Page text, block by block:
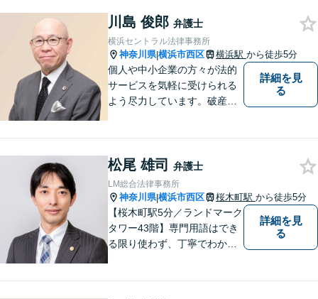
ください。「相談してよかっ
た」と思える解決を共に目指
します。
川島 俊郎 弁護士
横浜セントラル法律事務所
神奈川県|横浜市西区 横浜駅 から徒歩5分
個人や中小企業の方々が法的
サービスを気軽に受けられる
よう尽力しています。破産・
倒産法に関する分野での豊富
な経験があります。
詳細を見
る
松尾 雄司 弁護士
LM総合法律事務所
神奈川県|横浜市西区 桜木町駅 から徒歩5分
【桜木町駅5分／ランドマーク
タワー43階】専門用語はでき
る限り使わず、丁寧でわかり
詳細を見
る